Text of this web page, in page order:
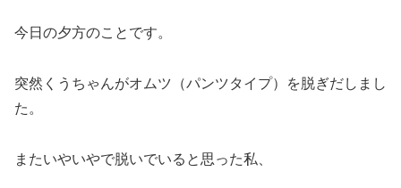
今日の夕方のことです。
突然くうちゃんがオムツ（パンツタイプ）を脱ぎだしまし
た。
またいやいやで脱いでいると思った私、